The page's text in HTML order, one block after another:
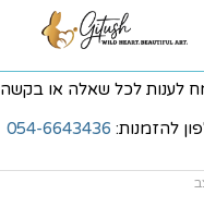
לענות לכל שאלה או בקשה
להזמנות: 054-6643436